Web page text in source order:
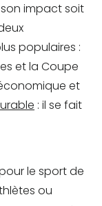
impact soit
populaires :
et la Coupe
et
: il se fait
le sport de
ou